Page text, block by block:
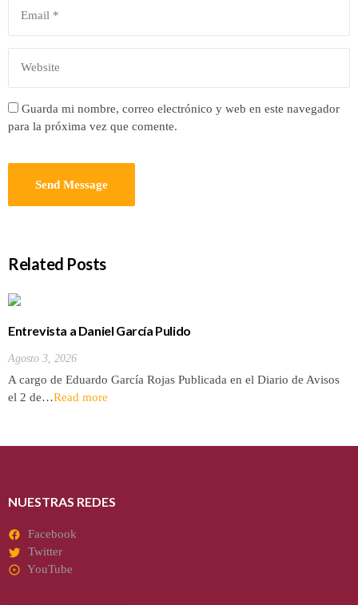
Guarda mi nombre, correo electrónico y web en este navegador
para la próxima vez que comente.
Related Posts
Entrevista a Daniel García Pulido
Agosto 3, 2026
A cargo de Eduardo García Rojas Publicada en el Diario de Avisos
el 2 de…Read more
NUESTRAS REDES
Facebook
Twitter
YouTube